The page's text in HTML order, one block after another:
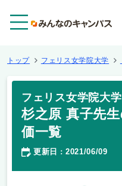
トップ フェリス女学院大学
フェリス女学院大学
杉之原 真子先
価一覧
更新日 ： 2021/06/09